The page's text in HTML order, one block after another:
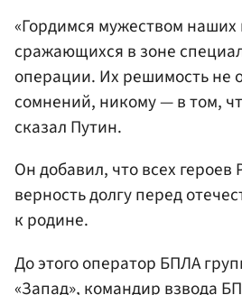
«Гордимся мужеством наших
сражающихся в зоне
операции. Их решимость не
сомнений, никому — в том,
сказал Путин.
Он добавил, что всех
верность долгу перед
к родине.
До этого оператор БПЛА
«Запад», командир взвода